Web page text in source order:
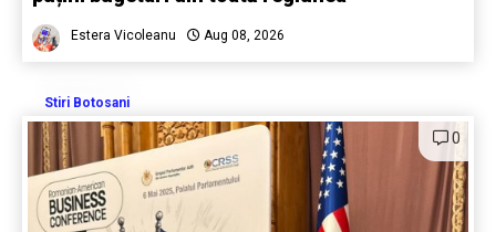
Estera Vicoleanu Aug 08, 2026
Stiri Botosani
0